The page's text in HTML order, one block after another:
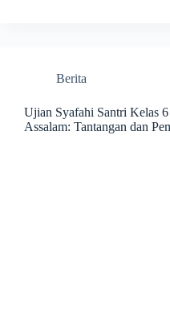
Berita
Ujian Syafahi Santri Kelas
Assalam: Tantangan dan